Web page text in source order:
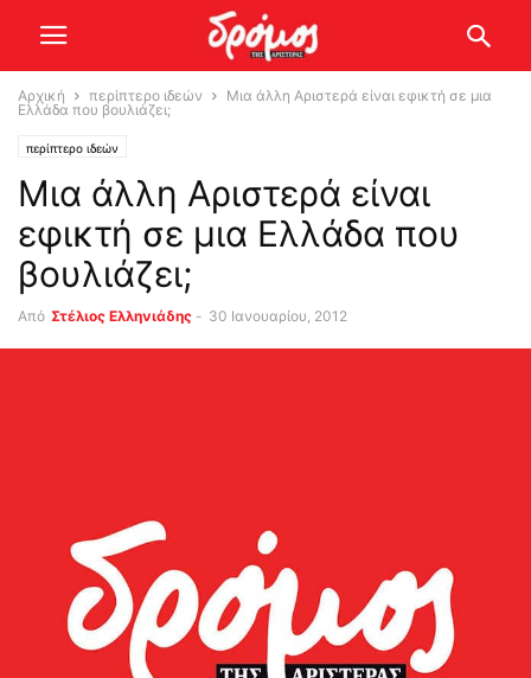
Αρχική περίπτερο ιδεών
Μια άλλη Αριστερά είναι εφικτή σε μια
Ελλάδα που βουλιάζει;
περίπτερο ιδεών
Μια άλλη Αριστερά είναι
εφικτή σε μια Ελλάδα που
βουλιάζει;
Από Στέλιος Ελληνιάδης - 30 Ιανουαρίου, 2012